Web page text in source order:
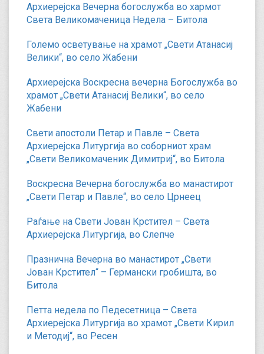
Архиерејска Вечерна богослужба во хармот
Света Великомаченица Недела – Битола
Големо осветување на храмот „Свети Атанасиј
Велики“, во село Жабени
Архиерејска Воскресна вечерна Богослужба во
храмот „Свети Атанасиј Велики“, во село
Жабени
Свети апостоли Петар и Павле – Света
Архиерејска Литургија во соборниот храм
„Свети Великомаченик Димитриј“, во Битола
Воскресна Вечерна богослужба во манастирот
„Свети Петар и Павле“, во село Црнеец
Раѓање на Свети Јован Крстител – Света
Архиерејска Литургија, во Слепче
Празнична Вечерна во манастирот „Свети
Јован Крстител“ – Германски гробишта, во
Битола
Петта недела по Педесетница – Света
Архиерејска Литургија во храмот „Свети Кирил
и Методиј“, во Ресен